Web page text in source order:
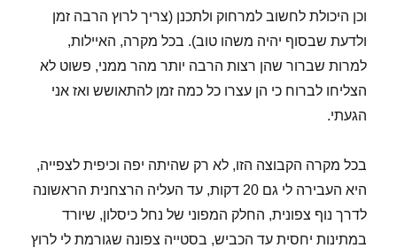
וכן היכולת לחשוב למרחוק ולתכנן (צריך לרוץ הרבה זמן
ולדעת שבסוף יהיה משהו טוב). בכל מקרה, האיילות,
למרות שברור שהן רצות הרבה יותר מהר ממני, פשוט לא
הצליחו לברוח כי הן עצרו כל כמה זמן להתאושש ואז אני
הגעתי.
בכל מקרה הקבוצה הזו, לא רק שהיתה יפה וכיפית לצפייה,
היא העבירה לי גם 20 דקות, עד העליה הרצחנית הראשונה
לדרך נוף צפונית, החלק המפוני של נחל כיסלון, שיורד
במתינות יחסית עד הכביש, בסטייה צפונה שגורמת לי לרוץ